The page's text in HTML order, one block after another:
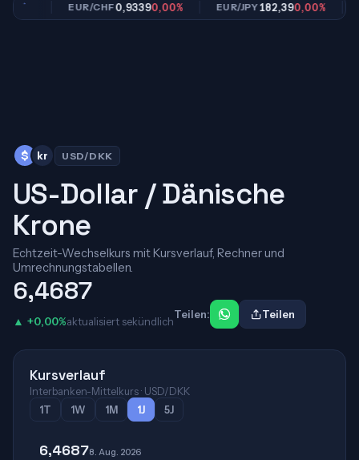
EUR/CHF0,93390,00% EUR/JPY182,390,00%
$ kr USD/DKK
US-Dollar / Dänische
Krone
Echtzeit-Wechselkurs mit Kursverlauf, Rechner und
Umrechnungstabellen.
6,4687
▲ +0,00%aktualisiert sekündlich
Teilen: Teilen
Kursverlauf
Interbanken-Mittelkurs · USD/DKK
1T
1W 1M 1J 5J
6,46878. Aug. 2026